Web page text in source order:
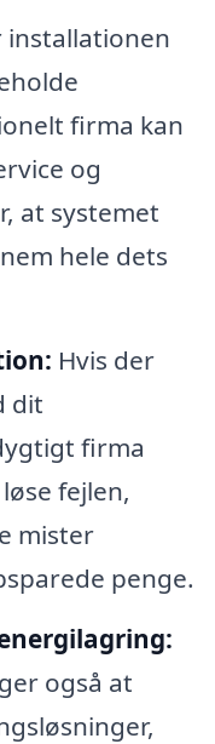
installationen
firma kan
og
at systemet
hele dets
Hvis der
dit
firma
fejlen,
mister
penge.
også at